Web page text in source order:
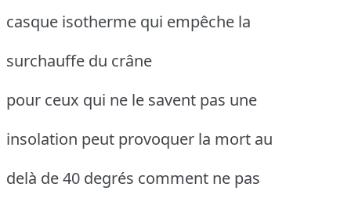
casque isotherme qui empêche la
surchauffe du crâne
pour ceux qui ne le savent pas une
insolation peut provoquer la mort au
delà de 40 degrés comment ne pas